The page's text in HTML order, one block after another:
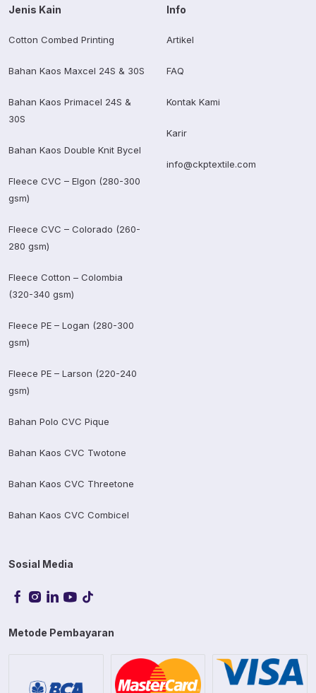
Jenis Kain
Cotton Combed Printing
Bahan Kaos Maxcel 24S & 30S
Bahan Kaos Primacel 24S &
30S
Bahan Kaos Double Knit Bycel
Fleece CVC – Elgon (280-300
gsm)
Fleece CVC – Colorado (260-
280 gsm)
Fleece Cotton – Colombia
(320-340 gsm)
Fleece PE – Logan (280-300
gsm)
Fleece PE – Larson (220-240
gsm)
Bahan Polo CVC Pique
Bahan Kaos CVC Twotone
Bahan Kaos CVC Threetone
Bahan Kaos CVC Combicel
Info
Artikel
FAQ
Kontak Kami
Karir
info@ckptextile.com
Sosial Media
Metode Pembayaran